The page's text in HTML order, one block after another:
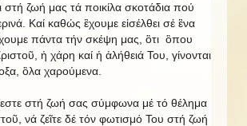
ζωή μας τά ποικίλα σκοτάδια πού
Καί καθώς ἒχουμε εἰσέλθει σέ ἓνα
πάντα τήν σκέψη μας, ὃτι ὃπου
ἡ χάρη καί ἡ ἀλήθειά Του, γίνονται
ὃλα χαρούμενα.
στή ζωή σας σύμφωνα μέ τό θέλημα
νά ζεῖτε δέ τόν φωτισμό Του στή ζωή